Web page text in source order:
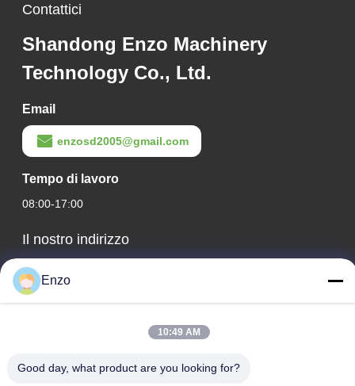
Contattici
Shandong Enzo Machinery
Technology Co., Ltd.
Email
enzosd2005@gmail.com
Tempo di lavoro
08:00-17:00
Il nostro indirizzo
Indirizzo aziendale
N. 599, Zhangbei Road, contea di Huantai, città di Zibo,
Indirizzo della fabbrica
N. 553, Zhangbei Road, contea di Huantai, città di Zibo,
provincia dello Shandong
Enzo
10:49 AM
Good day, what product are you looking for?